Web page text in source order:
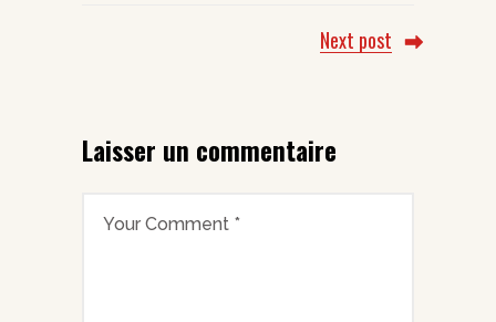
Next post
Laisser un commentaire